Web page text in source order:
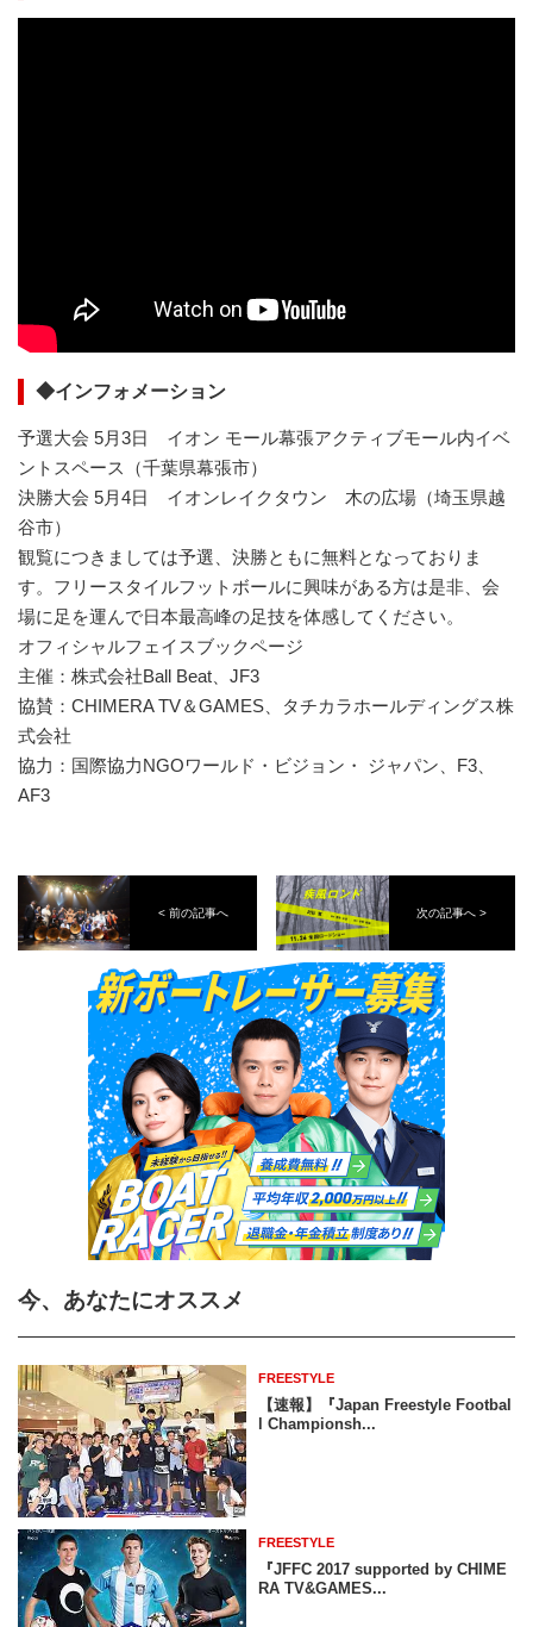
◆インフォメーション
予選大会 5月3日 イオン モール幕張アクティブモール内イベ
ントスペース（千葉県幕張市）
決勝大会 5月4日 イオンレイクタウン 木の広場（埼玉県越
谷市）
観覧につきましては予選、決勝ともに無料となっておりま
す。フリースタイルフットボールに興味がある方は是非、会
場に足を運んで日本最高峰の足技を体感してください。
オフィシャルフェイスブックページ
主催：株式会社Ball Beat、JF3
協賛：CHIMERA TV＆GAMES、タチカラホールディングス株
式会社
協力：国際協力NGOワールド・ビジョン・ ジャパン、F3、
AF3
< 前の記事へ 次の記事へ >
今、あなたにオススメ
FREESTYLE
【速報】『Japan Freestyle Footbal
l Championsh...
FREESTYLE
『JFFC 2017 supported by CHIME
RA TV&GAMES...